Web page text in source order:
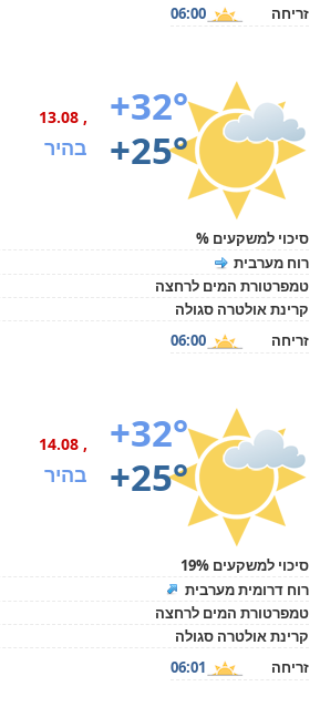
זריחה 06:00
+32°
+25°
, 13.08
בהיר
סיכוי למשקעים %
רוח מערבית
טמפרטורת המים לרחצה
קרינת אולטרה סגולה
זריחה
06:00
+32°
+25°
, 14.08
בהיר
סיכוי למשקעים 19%
רוח דרומית מערבית
טמפרטורת המים לרחצה
קרינת אולטרה סגולה
זריחה
06:01